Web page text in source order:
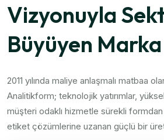
Vizyonuyla
Büyüyen Marka
2011 yılında maliye anlaşmalı matbaa
Analitikform; teknolojik yatırımlar,
müşteri odaklı hizmetle sürekli
etiket çözümlerine uzanan güçlü bir